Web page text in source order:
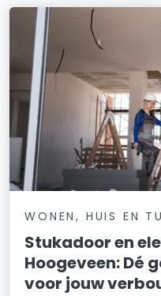
WONEN, HUIS EN
Stukadoor en
Hoogeveen: Dé
voor jouw